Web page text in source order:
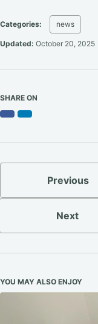
Categories: news
Updated: October 20, 2025
SHARE ON
FacebookLinkedIn
Previous
Next
YOU MAY ALSO ENJOY